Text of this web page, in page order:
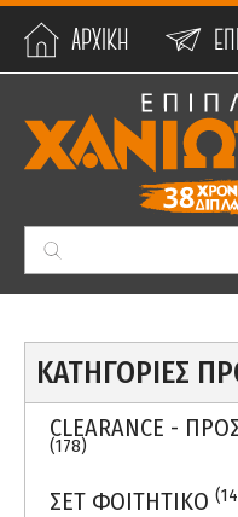
ΑΡΧΙΚΗ
ΚΑΤΗΓΟΡΙΕΣ
CLEARANCE -
(178)
ΣΕΤ ΦΟΙΤΗΤΙΚΟ